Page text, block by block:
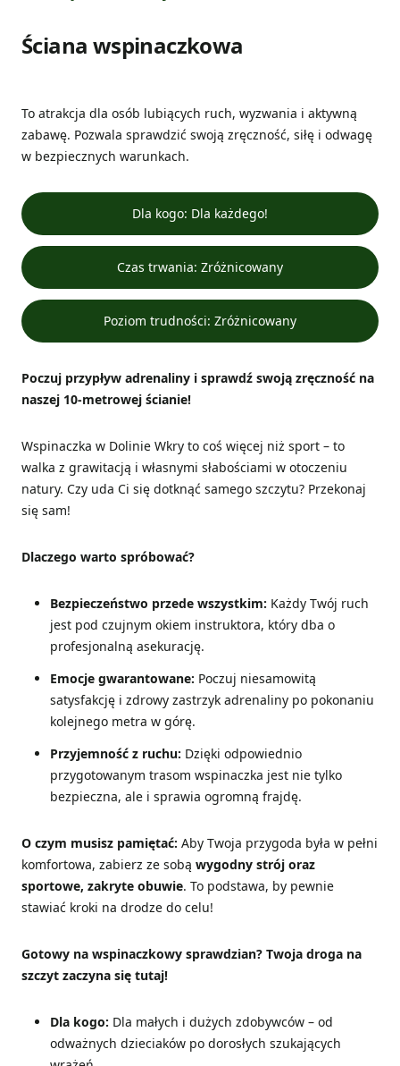
Ściana wspinaczkowa
To atrakcja dla osób lubiących ruch, wyzwania i aktywną
zabawę. Pozwala sprawdzić swoją zręczność, siłę i odwagę
w bezpiecznych warunkach.
Dla kogo: Dla każdego!
Czas trwania: Zróżnicowany
Poziom trudności: Zróżnicowany
Poczuj przypływ adrenaliny i sprawdź swoją zręczność na
naszej 10-metrowej ścianie!
Wspinaczka w Dolinie Wkry to coś więcej niż sport – to
walka z grawitacją i własnymi słabościami w otoczeniu
natury. Czy uda Ci się dotknąć samego szczytu? Przekonaj
się sam!
Dlaczego warto spróbować?
Bezpieczeństwo przede wszystkim: Każdy Twój ruch
jest pod czujnym okiem instruktora, który dba o
profesjonalną asekurację.
Emocje gwarantowane: Poczuj niesamowitą
satysfakcję i zdrowy zastrzyk adrenaliny po pokonaniu
kolejnego metra w górę.
Przyjemność z ruchu: Dzięki odpowiednio
przygotowanym trasom wspinaczka jest nie tylko
bezpieczna, ale i sprawia ogromną frajdę.
O czym musisz pamiętać: Aby Twoja przygoda była w pełni
komfortowa, zabierz ze sobą wygodny strój oraz
sportowe, zakryte obuwie. To podstawa, by pewnie
stawiać kroki na drodze do celu!
Gotowy na wspinaczkowy sprawdzian? Twoja droga na
szczyt zaczyna się tutaj!
Dla kogo: Dla małych i dużych zdobywców – od
odważnych dzieciaków po dorosłych szukających